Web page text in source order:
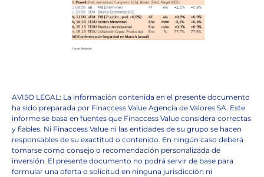
AVISO LEGAL: La información contenida en el presente documento
ha sido preparada por Finaccess Value Agencia de Valores SA. Este
informe se basa en fuentes que Finaccess Value considera correctas
y fiables. Ni Finaccess Value ni las entidades de su grupo se hacen
responsables de su exactitud o contenido. En ningún caso deberá
tomarse como consejo o recomendación personalizada de
inversión. El presente documento no podrá servir de base para
formular una oferta o solicitud en ninguna jurisdicción ni